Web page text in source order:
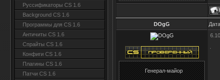
Руссификаторы CS 1.6
Background CS 1.6
Программы для CS 1.6
Античиты CS 1.6
Спрайты CS 1.6
Конфиги CS 1.6
Плагины CS 1.6
Патчи CS 1.6
DOgG
Генерал-майор
6.10